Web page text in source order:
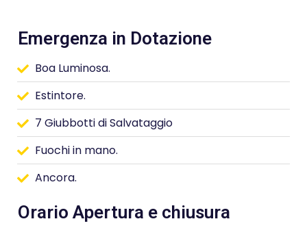
Emergenza in Dotazione
Boa Luminosa.
Estintore.
7 Giubbotti di Salvataggio
Fuochi in mano.
Ancora.
Orario Apertura e chiusura